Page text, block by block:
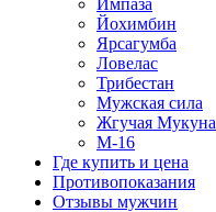
Йохимбин
Ярсагумба
Ловелас
Трибестан
Мужская сила
Жгучая Мукуна
M-16
Где купить и цена
Противопоказания
Отзывы мужчин